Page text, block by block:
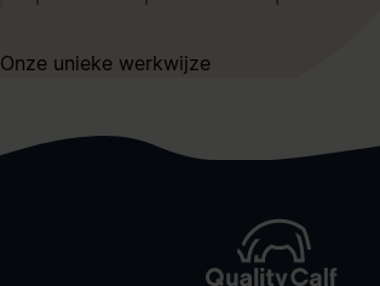
Onze unieke werkwijze